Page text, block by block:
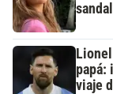
papá:
viaje